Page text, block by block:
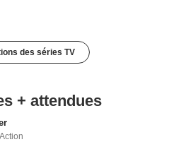
des séries TV
+ attendues
Action